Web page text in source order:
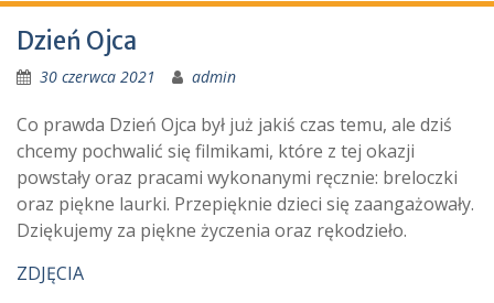
Dzień Ojca
30 czerwca 2021 admin
Co prawda Dzień Ojca był już jakiś czas temu, ale dziś
chcemy pochwalić się filmikami, które z tej okazji
powstały oraz pracami wykonanymi ręcznie: breloczki
oraz piękne laurki. Przepięknie dzieci się zaangażowały.
Dziękujemy za piękne życzenia oraz rękodzieło.
ZDJĘCIA